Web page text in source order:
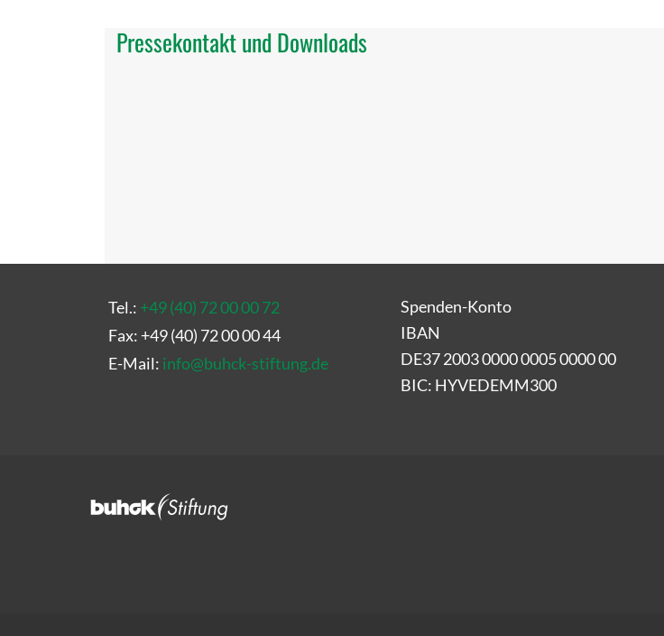
Pressekontakt und Downloads
Tel.: +49 (40) 72 00 00 72
Fax: +49 (40) 72 00 00 44
E-Mail: info@buhck-stiftung.de
Spenden-Konto
IBAN
DE37 2003 0000 0005 0000 00
BIC: HYVEDEMM300